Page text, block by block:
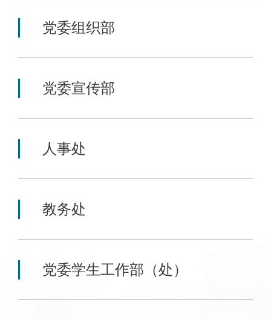
党委组织部
党委宣传部
人事处
教务处
党委学生工作部（处）